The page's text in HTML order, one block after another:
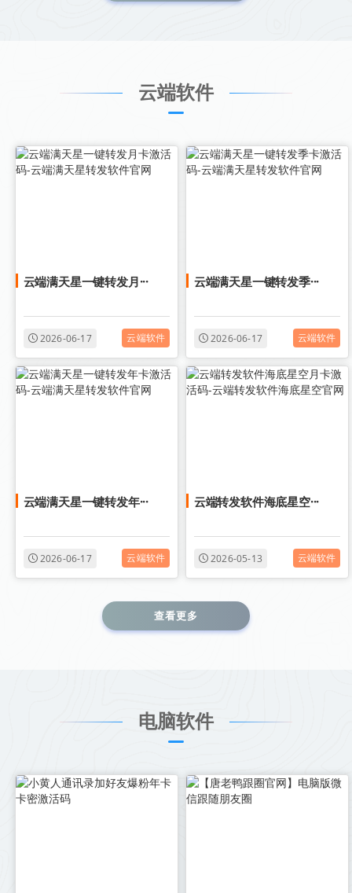
云端软件
云端满天星一键转发月···
2026-06-17 云端软件
云端满天星一键转发季···
2026-06-17 云端软件
云端满天星一键转发年···
2026-06-17 云端软件
云端转发软件海底星空···
2026-05-13 云端软件
查看更多
电脑软件